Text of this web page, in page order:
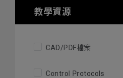
教學資源
CAD/PDF檔案
Control Protocols